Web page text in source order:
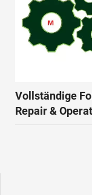
Vollständige
Repair &